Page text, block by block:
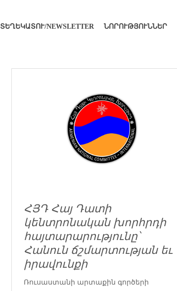
ՏԵՂԵԿԱՏՈՒ/NEWSLETTER ՆՈՐՈՒԹՅՈՒՆՆԵՐ
ՀՅԴ Հայ Դատի
կենտրոնական խորհրդի
հայտարարությունը՝
Հանուն ճշմարտության եւ
իրավունքի
Ռուսաստանի արտաքին գործերի